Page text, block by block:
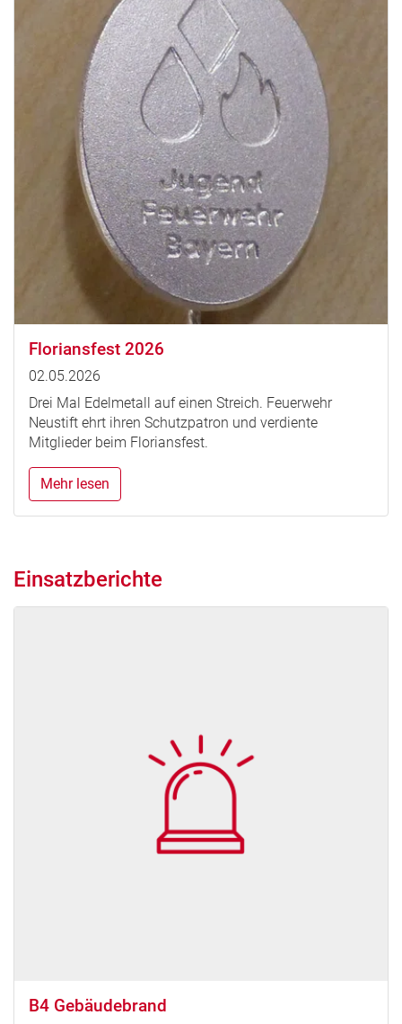
Floriansfest 2026
02.05.2026
Drei Mal Edelmetall auf einen Streich. Feuerwehr
Neustift ehrt ihren Schutzpatron und verdiente
Mitglieder beim Floriansfest.
Mehr lesen
Einsatzberichte
B4 Gebäudebrand